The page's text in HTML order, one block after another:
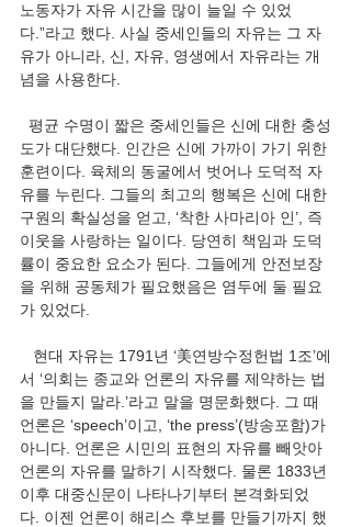
노동자가 자유 시간을 많이 늘일 수 있었
다.”라고 했다. 사실 중세인들의 자유는 그 자
유가 아니라, 신, 자유, 영생에서 자유라는 개
념을 사용한다.
평균 수명이 짧은 중세인들은 신에 대한 충성
도가 대단했다. 인간은 신에 가까이 가기 위한
훈련이다. 육체의 동굴에서 벗어나 도덕적 자
유를 누린다. 그들의 최고의 행복은 신에 대한
구원의 확실성을 얻고, ‘착한 사마리아 인’, 즉
이웃을 사랑하는 일이다. 당연히 책임과 도덕
률이 중요한 요소가 된다. 그들에게 안전보장
을 위해 공동체가 필요했음은 염두에 둘 필요
가 있었다.
현대 자유는 1791년 ‘美연방수정헌법 1조’에
서 ‘의회는 종교와 언론의 자유를 제약하는 법
을 만들지 말라.’라고 말을 명문화했다. 그 때
언론은 ‘speech’이고, ‘the press’(방송포함)가
아니다. 언론은 시민의 표현의 자유를 빼앗아
언론의 자유를 말하기 시작했다. 물론 1833년
이후 대중신문이 나타나기부터 본격화되었
다. 이젠 언론이 해리스 후보를 만들기까지 했